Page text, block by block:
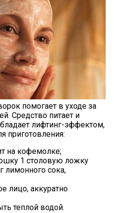
помогает в уходе за
Средство питает и
лифтинг-эффектом,
приготовления:
на кофемолке;
1 столовую ложку
лимонного сока,
лицо, аккуратно
теплой водой.